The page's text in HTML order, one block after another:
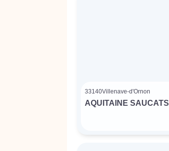
33140Villenave-d'Ornon
AQUITAINE SAUCATS